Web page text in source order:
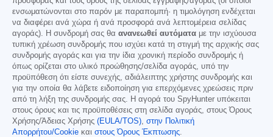
ενσωματώνονται στο παρόν με παραπομπή· η τιμολόγηση ενδέχεται
να διαφέρει ανά χώρα ή ανά προσφορά ανά λεπτομέρεια σελίδας
αγοράς). Η συνδρομή σας θα ανανεωθεί αυτόματα με την ισχύουσα
τυπική χρέωση συνδρομής που ισχύει κατά τη στιγμή της αρχικής σας
συνδρομής αγοράς και για την ίδια χρονική περίοδο συνδρομής ή
όπως ορίζεται στο υλικό προώθησης/σελίδα αγοράς, υπό την
προϋπόθεση ότι είστε συνεχής, αδιάλειπτης χρήστης συνδρομής και
για την οποία θα λάβετε ειδοποίηση για επερχόμενες χρεώσεις πριν
από τη λήξη της συνδρομής σας. Η αγορά του SpyHunter υπόκειται
στους όρους και τις προϋποθέσεις στη σελίδα αγοράς, στους Όρους
Χρήσης/Άδειας Χρήσης (EULA/TOS) στην Πολιτική
Απορρήτου/Cookie και στους Όρους Έκπτωσης